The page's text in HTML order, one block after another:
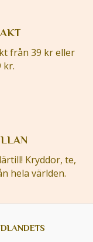
från 39 kr eller
kr.
Kryddor, te,
hela världen.